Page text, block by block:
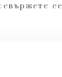
: свържете